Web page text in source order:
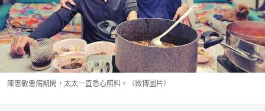
陳惠敏患病期間，太太一直悉心照料。（微博圖片）